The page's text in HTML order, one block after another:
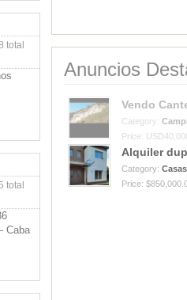
total
total
Caba
Anuncios
Vendo
Category:
Price:
Alquiler
Category: Casas
Price: